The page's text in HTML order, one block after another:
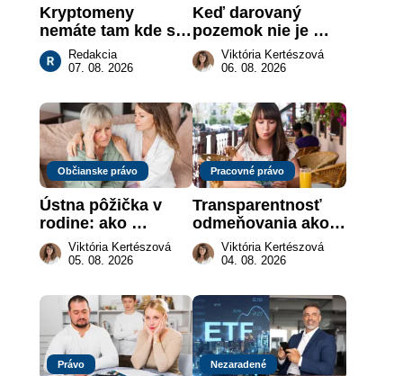
Kryptomeny
nemáte tam kde si
myslíte: Viete, kde
sa naozaj
Redakcia
07. 08. 2026
Keď darovaný
pozemok nie je
„hotová vec“: kedy
môže darca žiadať
Viktória Kertészová
06. 08. 2026
Občianske právo
Ústna pôžička v
rodine: ako
vymôcť peniaze,
keď na papieri nie
Viktória Kertészová
05. 08. 2026
Pracovné právo
Transparentnosť
odmeňovania ako
právna povinnosť:
revolúcia na
práce
Viktória Kertészová
04. 08. 2026
Právo Nezaradené